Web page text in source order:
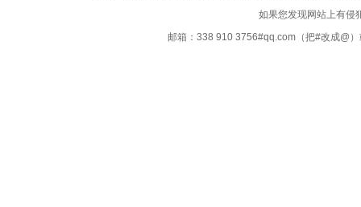
如果您发现网站上有侵
邮箱：338 910 3756#qq.com（把#改成@